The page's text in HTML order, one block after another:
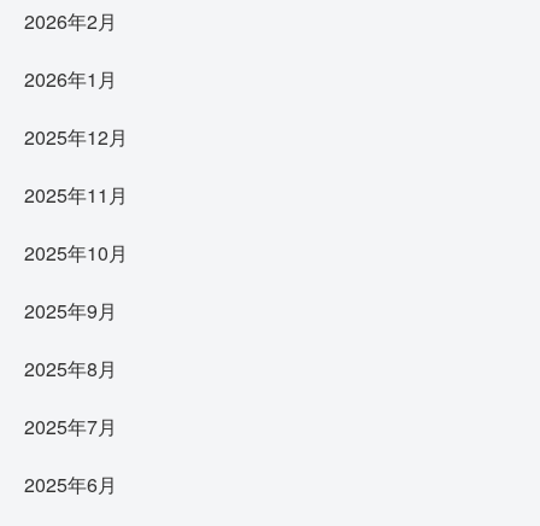
2026年2月
2026年1月
2025年12月
2025年11月
2025年10月
2025年9月
2025年8月
2025年7月
2025年6月